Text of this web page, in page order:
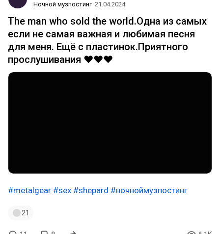
Ночной музпостинг 21.04.2024
The man who sold the world.Одна из самых
если не самая важная и любимая песня
для меня. Ещё с пластинок.Приятного
прослушивания ❤️❤️❤️
#metalgear #sex #shepard #ночноймузпостинг
21